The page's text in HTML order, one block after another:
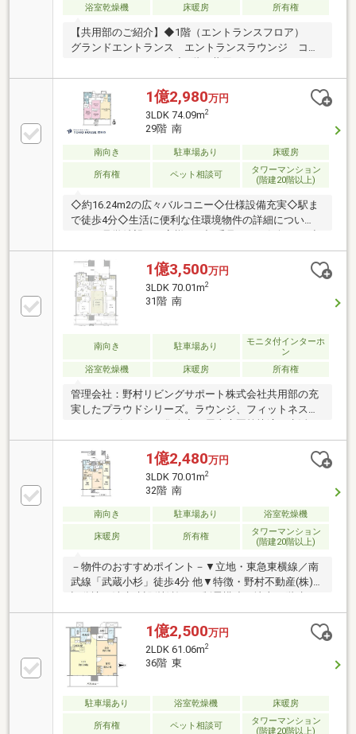
浴室乾燥機
床暖房 所有権
【共用部のご紹介】◆1階（エントランスフロア）
グランドエントランス エントランスラウンジ コン
シェルジュカウンター◆2階（共用フロア） コミュ
ニティラウンジ ライブラリーラウンジ スタディル
ーム フィットネススタジオ キッズルーム リラク
ゼーションラウンジ◆44階（スカイフロア） スカイ
ビューキッチン ゲストルーム（洋室・和室）◆その
他共用設備 内廊下設計 各階ゴミステーション 食
配ステーション トランクルーム レンタサイクル
EV充電設備
1億2,980万円
3LDK 74.09m2
29階 南
南向き 駐車場あり 床暖房
所有権 ペット相談可
タワーマンション
(階建20階以上)
◇約16.24m2の広々バルコニー◇仕様設備充実◇駅ま
で徒歩4分◇生活に便利な住環境物件の詳細につい
て、ご見学希望のお客様は下記番号までお気軽にご連
絡下さい。お問い合わせ専用フリーダイヤル 【0120-
104-633】
1億3,500万円
3LDK 70.01m2
31階 南
南向き 駐車場あり
モニタ付インターホ
ン
浴室乾燥機
床暖房 所有権
管理会社：野村リビングサポート株式会社共用部の充
実したプラウドシリーズ。ラウンジ、フィットネスジ
ム、キッズルーム、集会室、屋上庭園等快適な生活を
すごせる施設がございます。最寄り駅は武蔵小杉駅よ
り徒歩約2分。駅周辺には大型ショッピングモール、
区役所、病院や小学校、保育園など生活に必要な施設
が充実しております。～株式会社レジデンス～ご所有
不動産のご売却、お住まいのご購入はお任せ下さい。
■資金計画について■購入条件について■税金につい
て・・・等不動産に関することなら、どのようなこと
でもお気軽にご相談くださいインターネット未掲載の
物件も多数取り扱っております。
1億2,480万円
3LDK 70.01m2
32階 南
南向き 駐車場あり 浴室乾燥機
床暖房 所有権
タワーマンション
(階建20階以上)
－物件のおすすめポイント－▼立地・東急東横線／南
武線「武蔵小杉」徒歩4分 他▼特徴・野村不動産(株)他
旧分譲、清水建設(株)施工・制震構造の地上45階建タ
ワーレジデンス・LDK約15.6帖、コミュニケーション
を育むセンターリビング設計・主寝室にWICを設置・
LD含む3室が南面バルコニーに面します・コンシェル
ジュサービス有▼設備・床暖房(LD)・食洗機・ディス
ポーザー・ミストサウナ▼周辺環境・イトーヨーカド
ー武蔵小杉駅前店 徒歩3分(約210m)■ ご希望の住まい
探しをお手伝いします ━━━━━・・・物件の詳細・
ご相談はお気軽にお問い合わせください。
1億2,500万円
2LDK 61.06m2
36階 東
駐車場あり 浴室乾燥機 床暖房
所有権 ペット相談可
タワーマンション
(階建20階以上)